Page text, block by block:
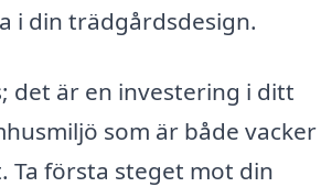
i din trädgårdsdesign.
det är en investering i ditt
som är både vacker
Ta första steget mot din